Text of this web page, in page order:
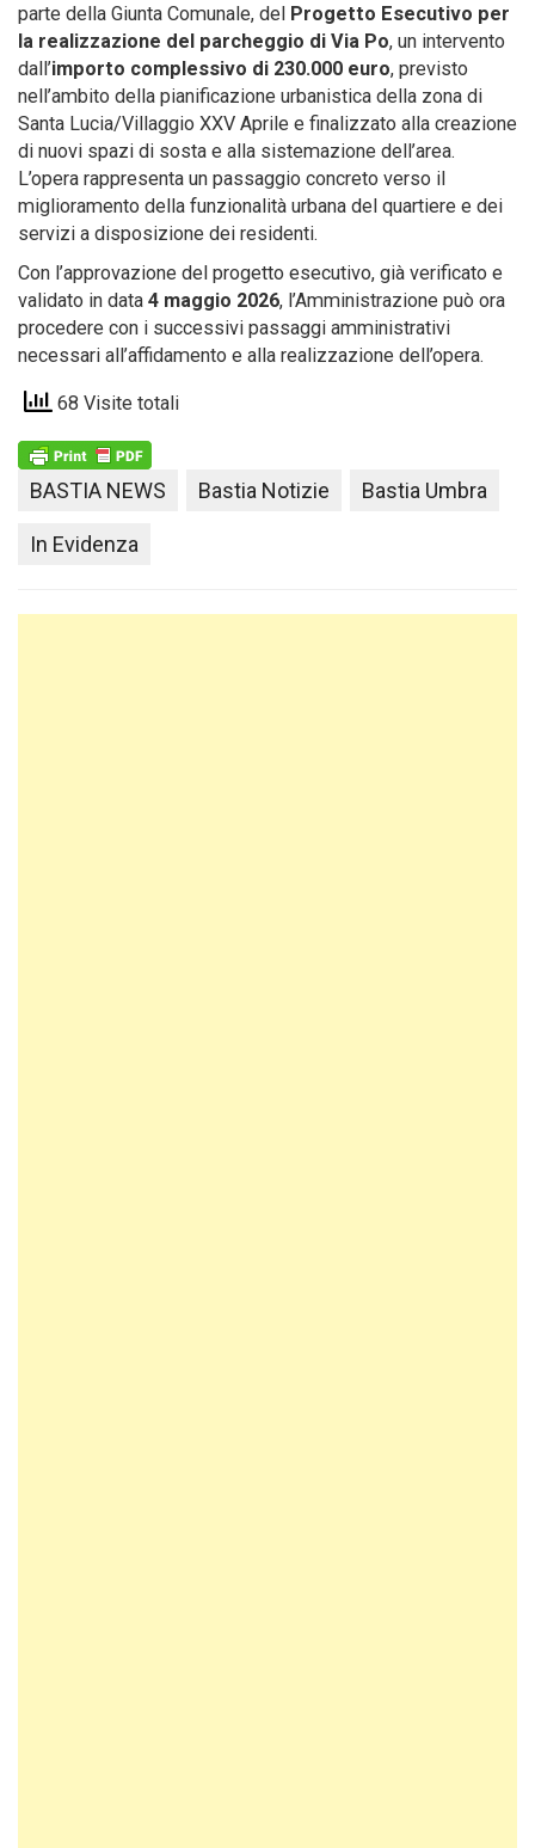
parte della Giunta Comunale, del Progetto Esecutivo per
la realizzazione del parcheggio di Via Po, un intervento
dall’importo complessivo di 230.000 euro, previsto
nell’ambito della pianificazione urbanistica della zona di
Santa Lucia/Villaggio XXV Aprile e finalizzato alla creazione
di nuovi spazi di sosta e alla sistemazione dell’area.
L’opera rappresenta un passaggio concreto verso il
miglioramento della funzionalità urbana del quartiere e dei
servizi a disposizione dei residenti.
Con l’approvazione del progetto esecutivo, già verificato e
validato in data 4 maggio 2026, l’Amministrazione può ora
procedere con i successivi passaggi amministrativi
necessari all’affidamento e alla realizzazione dell’opera.
68 Visite totali
BASTIA NEWS Bastia Notizie Bastia Umbra
In Evidenza